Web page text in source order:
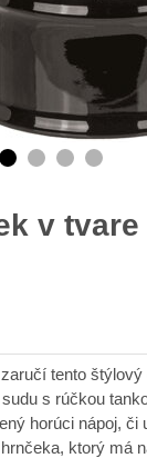
v
tento
s rúčkou
horúci nápoj, či
ktorý má